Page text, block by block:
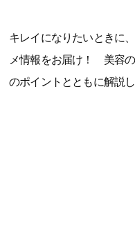
キレイになりたいときに
メ情報をお届け！ 美容
のポイントとともに解説し